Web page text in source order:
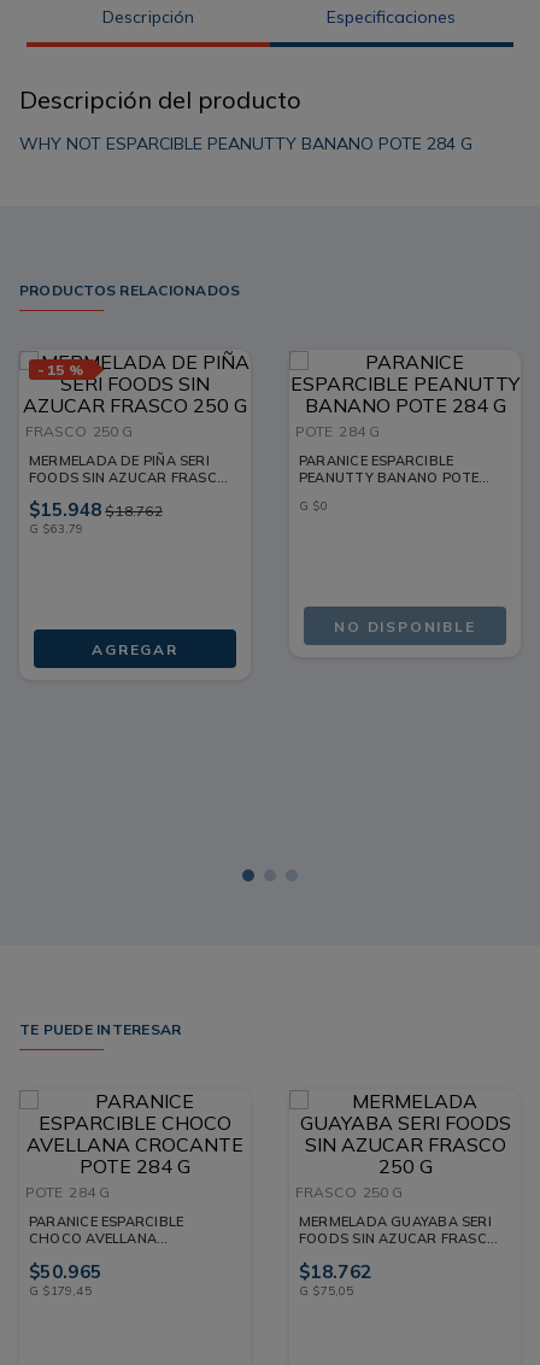
Descripción Especificaciones
Descripción del producto
WHY NOT ESPARCIBLE PEANUTTY BANANO POTE 284 G
PRODUCTOS RELACIONADOS
- 15 %
FRASCO 250 G
MERMELADA DE PIÑA SERI
FOODS SIN AZUCAR FRASCO
$15.948 $18.762
G $63,79
AGREGAR
POTE 284 G
PARANICE ESPARCIBLE
PEANUTTY BANANO POTE
G $0
NO DISPONIBLE
TE PUEDE INTERESAR
POTE 284 G
PARANICE ESPARCIBLE
CHOCO AVELLANA
$50.965
G $179,45
FRASCO 250 G
MERMELADA GUAYABA SERI
FOODS SIN AZUCAR FRASCO
$18.762
G $75,05